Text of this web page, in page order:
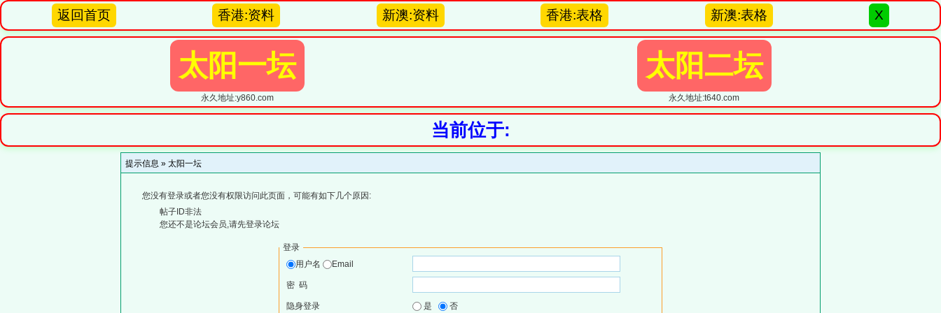
返回首页 香港:资料 新澳:资料 香港:表格 新澳:表格 X
太阳一坛
永久地址:y860.com
太阳二坛
永久地址:t640.com
当前位于:
提示信息 » 太阳一坛
您没有登录或者您没有权限访问此页面，可能有如下几个原因:
帖子ID非法
您还不是论坛会员,请先登录论坛
登录
用户名
Email
密 码
隐身登录 是 否